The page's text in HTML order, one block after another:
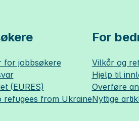
for jobbsøkere
(EURES)
from Ukraine
For
Vilkår og
Hjelp til
Overføre
Nyttige